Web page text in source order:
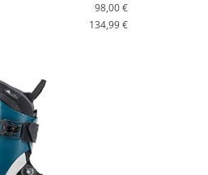
98,00 €
134,99 €